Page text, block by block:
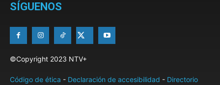
SÍGUENOS
©Copyright 2023 NTV+
Código de ética - Declaración de accesibilidad - Directorio